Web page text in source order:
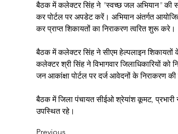
बैठक में कलेक्टर सिंह ने "स्वच्छ जल अभियान" की
कर पोर्टल पर अपडेट करें। अभियान अंतर्गत
कर प्राप्त शिकायतों का निराकरण त्वरित शुरू करे।
बैठक में कलेक्टर सिंह ने सीएम हेल्पलाइन शिकायतों के
कलेक्टर श्री सिंह ने विभागवार जिलाधिकारियों
जन आकांक्षा पोर्टल पर दर्ज आवेदनों के निराकरण की
बैठक में जिला पंचायत सीईओ श्रेयांश कूमट, प्रभारी
उपस्थित रहे।
Previous